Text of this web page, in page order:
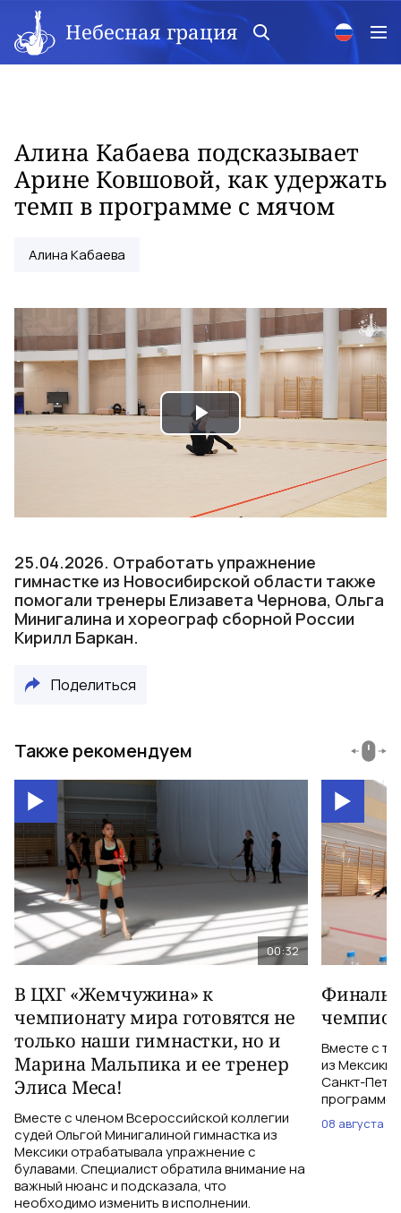
Небесная грация
Алина Кабаева подсказывает
Арине Ковшовой, как удержать
темп в программе с мячом
Алина Кабаева
Play
25.04.2026. Отработать упражнение
гимнастке из Новосибирской области также
помогали тренеры Елизавета Чернова, Ольга
Минигалина и хореограф сборной России
Кирилл Баркан.
Поделиться
Также рекомендуем
00:32
В ЦХГ «Жемчужина» к
чемпионату мира готовятся не
только наши гимнастки, но и
Марина Мальпика и ее тренер
Элиса Меса!
Вместе с членом Всероссийской коллегии
судей Ольгой Минигалиной гимнастка из
Мексики отрабатывала упражнение с
булавами. Специалист обратила внимание на
важный нюанс и подсказала, что
необходимо изменить в исполнении.
Вместе с
из Мексики
Санкт-
программе
08 августа